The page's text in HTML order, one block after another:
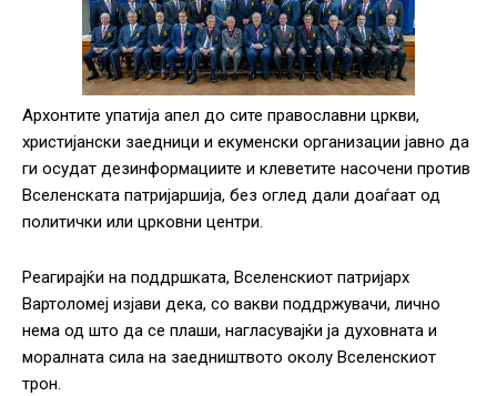
Архонтите упатија апел до сите православни цркви,
христијански заедници и екуменски организации јавно да
ги осудат дезинформациите и клеветите насочени против
Вселенската патријаршија, без оглед дали доаѓаат од
политички или црковни центри.
Реагирајќи на поддршката, Вселенскиот патријарх
Вартоломеј изјави дека, со вакви поддржувачи, лично
нема од што да се плаши, нагласувајќи ја духовната и
моралната сила на заедништвото околу Вселенскиот
трон.